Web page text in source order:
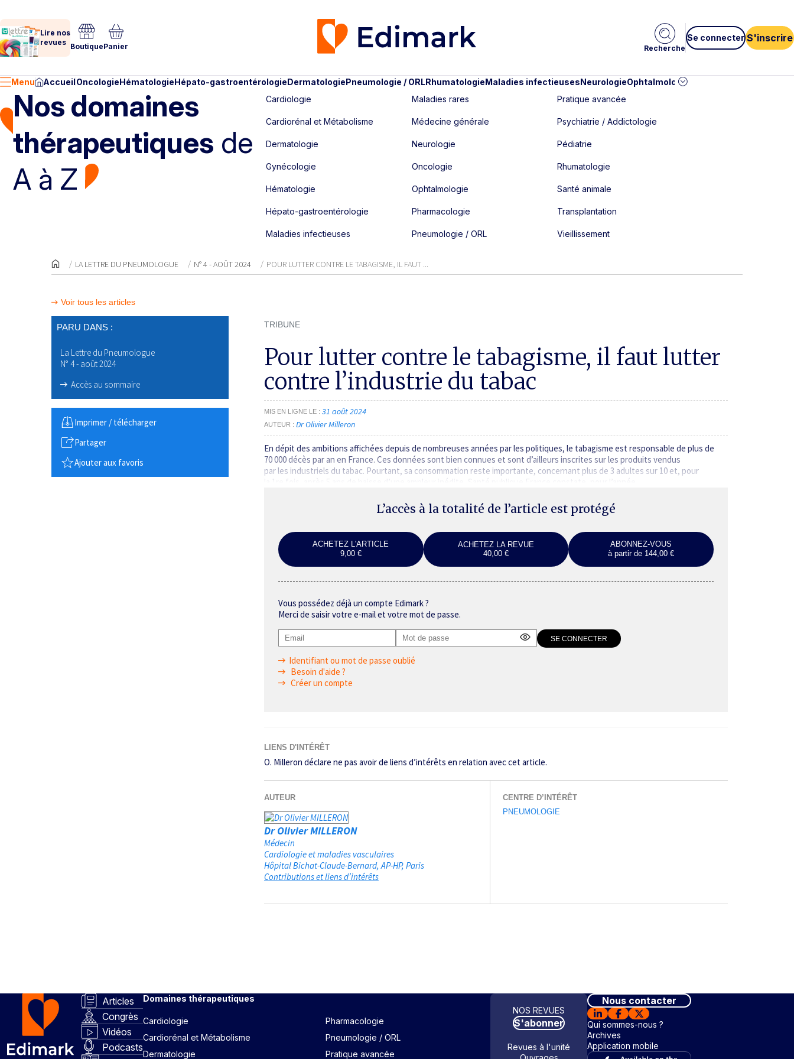
Lire nos
revues BoutiquePanier Recherche
Se connecter S'inscrire
Menu AccueilOncologieHématologieHépato-gastroentérologieDermatologiePneumologie / ORLRhumatologieMaladies infectieusesNeurologieOphtalmologie
Nos domaines
thérapeutiques de
A à Z
Cardiologie
Cardiorénal et Métabolisme
Dermatologie
Gynécologie
Hématologie
Hépato-gastroentérologie
Maladies infectieuses
Maladies rares
Médecine générale
Neurologie
Oncologie
Ophtalmologie
Pharmacologie
Pneumologie / ORL
Pratique avancée
Psychiatrie / Addictologie
Pédiatrie
Rhumatologie
Santé animale
Transplantation
Vieillissement
LA LETTRE DU PNEUMOLOGUE N° 4 - AOÛT 2024 POUR LUTTER CONTRE LE TABAGISME, IL FAUT ...
Voir tous les articles
PARU DANS :
La Lettre du Pneumologue
N° 4 - août 2024
Accès au sommaire
Imprimer / télécharger
Partager
Ajouter aux favoris
TRIBUNE
Pour lutter contre le tabagisme, il faut lutter
contre l’industrie du tabac
MIS EN LIGNE LE 31 août 2024
AUTEUR Dr Olivier Milleron
En dépit des ambitions affichées depuis de nombreuses années par les politiques, le tabagisme est responsable de plus de
70 000 décès par an en France. Ces données sont bien connues et sont d’ailleurs inscrites sur les produits vendus
par les industriels du tabac. Pourtant, sa consommation reste importante, concernant plus de 3 adultes sur 10 et, pour
la 1re fois, après 5 ans de baisse d’une ampleur inédite, Santé publique France constate, pour l’année…
L’accès à la totalité de l’article est protégé
ACHETEZ L'ARTICLE
9,00 €
ACHETEZ LA REVUE
40,00 €
ABONNEZ-VOUS
à partir de 144,00 €
Vous possédez déjà un compte Edimark ?
Merci de saisir votre e-mail et votre mot de passe.
Identifiant ou mot de passe oublié
Besoin d'aide ?
Créer un compte
LIENS D'INTÉRÊT
O. Milleron déclare ne pas avoir de liens d’intérêts en relation avec cet article.
AUTEUR
Dr Olivier MILLERON
Médecin
Cardiologie et maladies vasculaires
Hôpital Bichat-Claude-Bernard, AP-HP Paris
Contributions et liens d’intérêts
CENTRE D’INTÉRÊT
PNEUMOLOGIE
Articles
Congrès
Vidéos
Podcasts
Domaines thérapeutiques
Cardiologie
Cardiorénal et Métabolisme
Dermatologie
Pharmacologie
Pneumologie / ORL
Pratique avancée
NOS REVUES
S'abonner
Revues à l'unité
Nous contacter
Qui sommes-nous ?
Archives
Application mobile